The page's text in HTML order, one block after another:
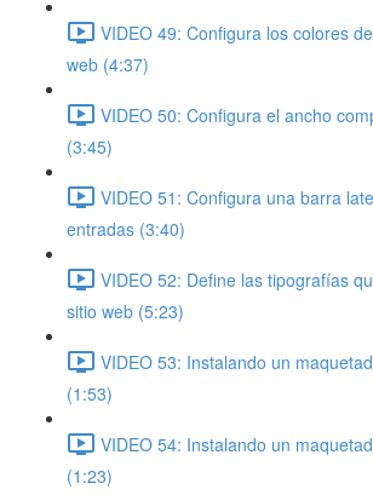
VIDEO 49: Configura los colores
web (4:37)
VIDEO 50: Configura el ancho
(3:45)
VIDEO 51: Configura una barra
entradas (3:40)
VIDEO 52: Define las tipografías
sitio web (5:23)
VIDEO 53: Instalando un
(1:53)
VIDEO 54: Instalando un
(1:23)